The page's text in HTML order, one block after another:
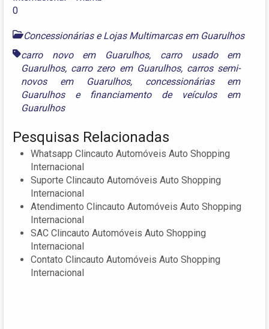
Concessionárias e Lojas Multimarcas em Guarulhos
carro novo em Guarulhos, carro usado em
Guarulhos, carro zero em Guarulhos, carros semi-
novos em Guarulhos, concessionárias em
Guarulhose financiamento de veículos em
Guarulhos
Pesquisas Relacionadas
Whatsapp Clincauto Automóveis Auto Shopping
Internacional
Suporte Clincauto Automóveis Auto Shopping
Internacional
Atendimento Clincauto Automóveis Auto Shopping
Internacional
SAC Clincauto Automóveis Auto Shopping
Internacional
Contato Clincauto Automóveis Auto Shopping
Internacional